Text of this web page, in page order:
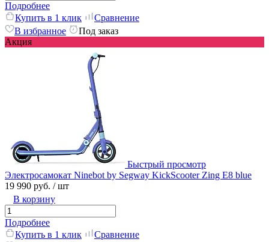
Подробнее
Купить в 1 клик
Сравнение
В избранное
Под заказ
Акция
Быстрый просмотр
Электросамокат Ninebot by Segway KickScooter Zing E8 blue
19 990 руб. / шт
В корзину
Подробнее
Купить в 1 клик
Сравнение